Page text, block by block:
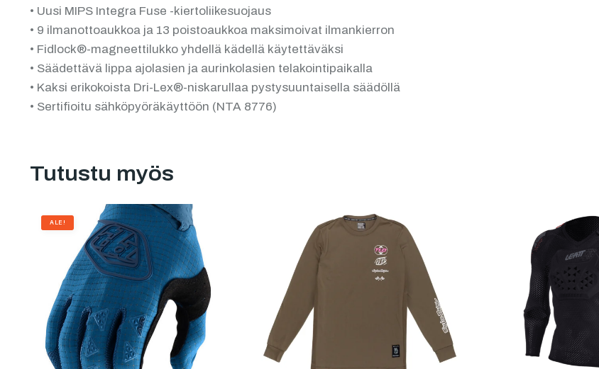
• Uusi MIPS Integra Fuse -kiertoliikesuojaus
• 9 ilmanottoaukkoa ja 13 poistoaukkoa maksimoivat ilmankierron
• Fidlock®-magneettilukko yhdellä kädellä käytettäväksi
• Säädettävä lippa ajolasien ja aurinkolasien telakointipaikalla
• Kaksi erikokoista Dri-Lex®-niskarullaa pystysuuntaisella säädöllä
• Sertifioitu sähköpyöräkäyttöön (NTA 8776)
Tutustu myös
ALE!